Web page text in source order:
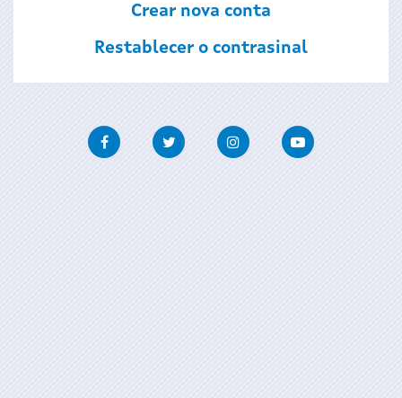
Crear nova conta
Restablecer o contrasinal
FacebookTwitter InstagramYoutube